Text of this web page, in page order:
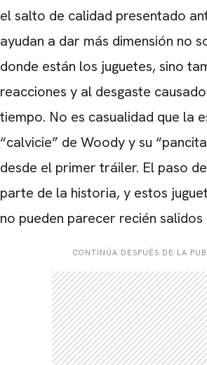
el salto de calidad presentado
ayudan a dar más dimensión no
donde están los juguetes, sino
reacciones y al desgaste
tiempo. No es casualidad que la
“calvicie” de Woody y su
desde el primer tráiler. El paso
parte de la historia, y estos
no pueden parecer recién salidos
CONTINÚA DESPUÉS DE LA